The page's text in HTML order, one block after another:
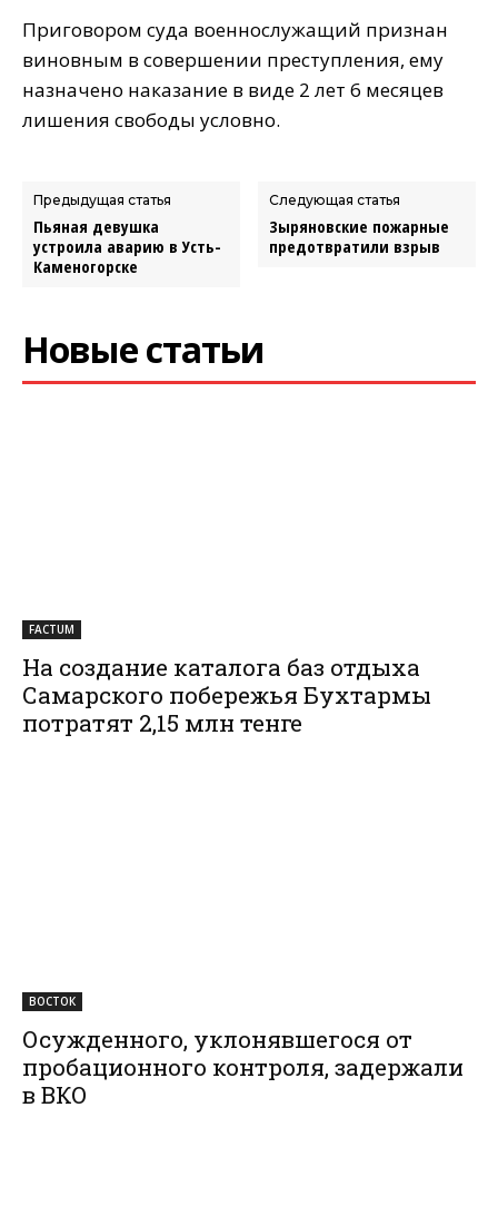
Приговором суда военнослужащий признан
виновным в совершении преступления, ему
назначено наказание в виде 2 лет 6 месяцев
лишения свободы условно.
Предыдущая статья
Пьяная девушка
устроила аварию в Усть-
Каменогорске
Следующая статья
Зыряновские пожарные
предотвратили взрыв
Новые статьи
FACTUM
На создание каталога баз отдыха
Самарского побережья Бухтармы
потратят 2,15 млн тенге
ВОСТОК
Осужденного, уклонявшегося от
пробационного контроля, задержали
в ВКО